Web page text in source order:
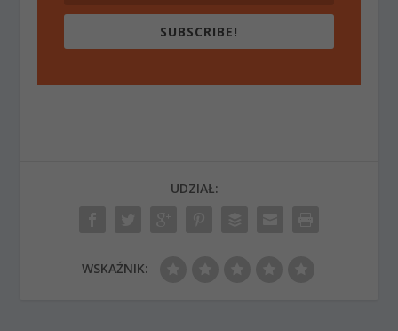
SUBSCRIBE!
UDZIAŁ:
WSKAŹNIK: